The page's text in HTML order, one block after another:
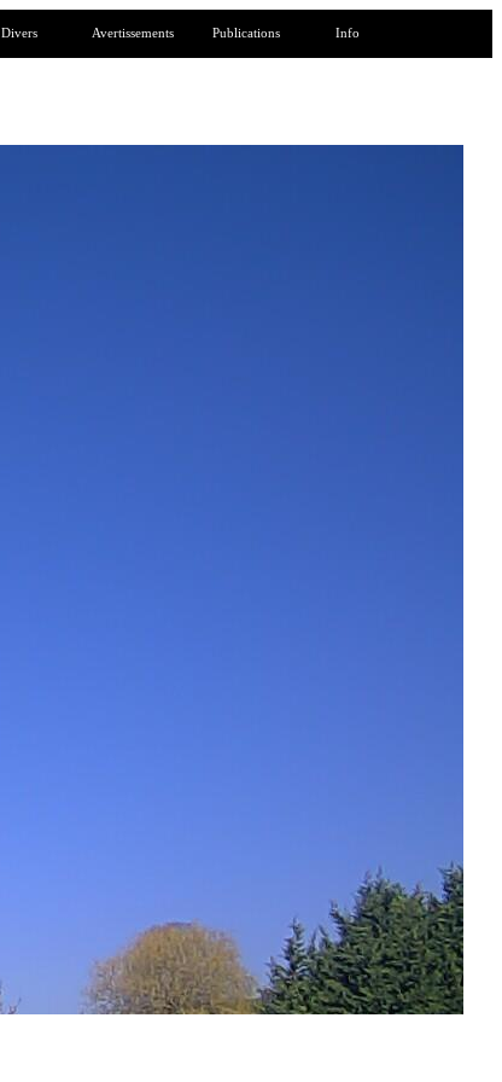
Divers Avertissements Publications Info